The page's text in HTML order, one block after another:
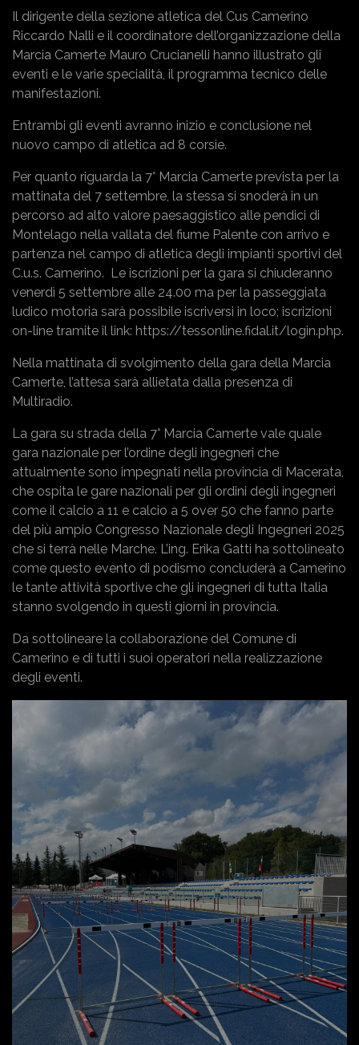
Il dirigente della sezione atletica del Cus Camerino
Riccardo Nalli e il coordinatore dell’organizzazione della
Marcia Camerte Mauro Crucianelli hanno illustrato gli
eventi e le varie specialità, il programma tecnico delle
manifestazioni.
Entrambi gli eventi avranno inizio e conclusione nel
nuovo campo di atletica ad 8 corsie.
Per quanto riguarda la 7° Marcia Camerte prevista per la
mattinata del 7 settembre, la stessa si snoderà in un
percorso ad alto valore paesaggistico alle pendici di
Montelago nella vallata del fiume Palente con arrivo e
partenza nel campo di atletica degli impianti sportivi del
C.u.s. Camerino. Le iscrizioni per la gara si chiuderanno
venerdì 5 settembre alle 24.00 ma per la passeggiata
ludico motoria sarà possibile iscriversi in loco; iscrizioni
on-line tramite il link: https://tessonline.fidal.it/login.php.
Nella mattinata di svolgimento della gara della Marcia
Camerte, l’attesa sarà allietata dalla presenza di
Multiradio.
La gara su strada della 7° Marcia Camerte vale quale
gara nazionale per l’ordine degli ingegneri che
attualmente sono impegnati nella provincia di Macerata,
che ospita le gare nazionali per gli ordini degli ingegneri
come il calcio a 11 e calcio a 5 over 50 che fanno parte
del più ampio Congresso Nazionale degli Ingegneri 2025
che si terrà nelle Marche. L’ing. Erika Gatti ha sottolineato
come questo evento di podismo concluderà a Camerino
le tante attività sportive che gli ingegneri di tutta Italia
stanno svolgendo in questi giorni in provincia.
Da sottolineare la collaborazione del Comune di
Camerino e di tutti i suoi operatori nella realizzazione
degli eventi.